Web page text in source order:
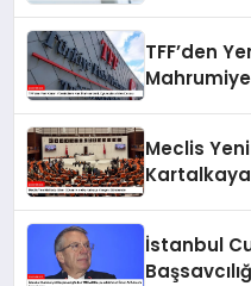
TFF’den
Meclis
Kartalkaya
İstanbul